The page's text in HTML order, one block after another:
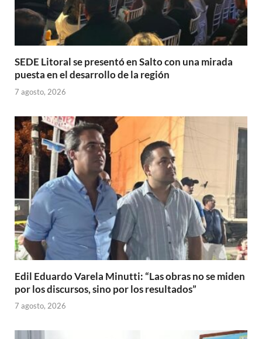
SEDE Litoral se presentó en Salto con una mirada
puesta en el desarrollo de la región
7 agosto, 2026
Edil Eduardo Varela Minutti: “Las obras no se miden
por los discursos, sino por los resultados”
7 agosto, 2026